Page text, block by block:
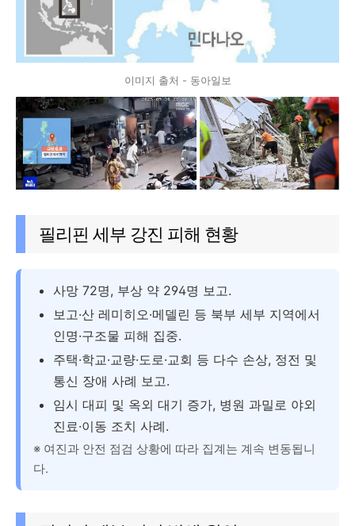
이미지 출처 - 동아일보
필리핀 세부 강진 피해 현황
사망 72명, 부상 약 294명 보고.
보고·산 레미히오·메델린 등 북부 세부 지역에서
인명·구조물 피해 집중.
주택·학교·교량·도로·교회 등 다수 손상, 정전 및
통신 장애 사례 보고.
임시 대피 및 옥외 대기 증가, 병원 과밀로 야외
진료·이동 조치 사례.
※ 여진과 안전 점검 상황에 따라 집계는 계속 변동됩니
다.